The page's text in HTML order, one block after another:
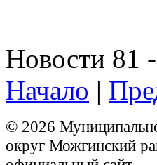
Новости 81
Начало |
© 2026
округ Можгинский